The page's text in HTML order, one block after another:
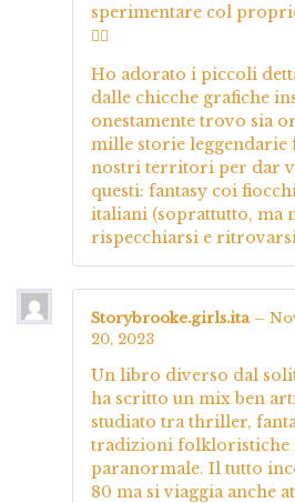
sperimentare col
✍🏻
Ho adorato i piccoli
dalle chicche grafiche
onestamente trovo sia
mille storie leggendarie
nostri territori per dar
questi: fantasy coi
italiani (soprattutto, ma
rispecchiarsi e
Storybrooke.girls.ita –
20, 2023
Un libro diverso dal
ha scritto un mix ben
studiato tra thriller,
tradizioni folkloristiche
paranormale. Il tutto
80 ma si viaggia anche